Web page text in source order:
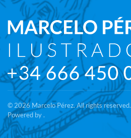
© 2026 Marcelo Pérez. All rights reserved.
Powered by .